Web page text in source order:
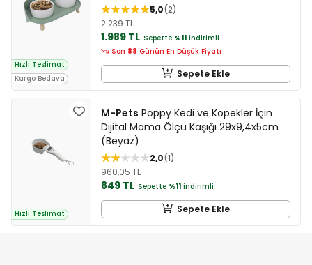
Hızlı Teslimat
Kargo Bedava
5,0 2
2.239 TL
1.989 TL Sepette %11 indirimli
Son 88 Günün En Düşük Fiyatı
Sepete Ekle
Hızlı Teslimat
M-Pets Poppy Kedi ve Köpekler İçin
Dijital Mama Ölçü Kaşığı 29x9,4x5cm
(Beyaz)
2,0 1
960,05 TL
849 TL Sepette %11 indirimli
Sepete Ekle